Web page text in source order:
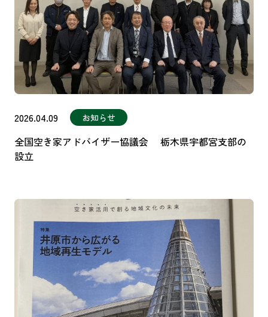
2026.04.09 お知らせ
全国空き家アドバイザー協議会 栃木県宇都宮支部の
設立